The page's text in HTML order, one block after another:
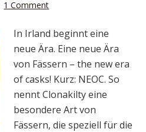
1 Comment
In Irland beginnt eine
neue Ära. Eine neue Ära
von Fässern – the new era
of casks! Kurz: NEOC. So
nennt Clonakilty eine
besondere Art von
Fässern, die speziell für die